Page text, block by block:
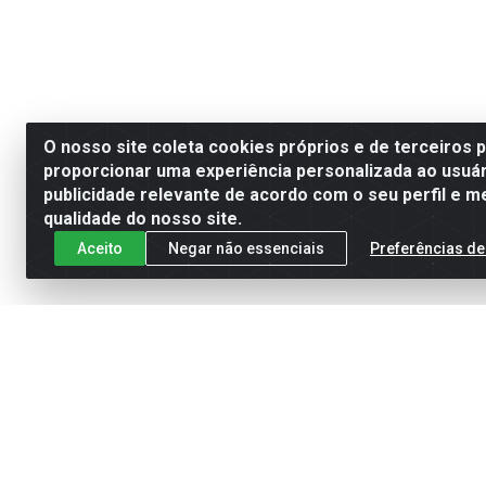
O nosso site coleta cookies próprios e de terceiros
proporcionar uma experiência personalizada ao
publicidade relevante de acordo com o seu perfil e
qualidade do nosso site.
Aceito Negar não essenciais Preferências